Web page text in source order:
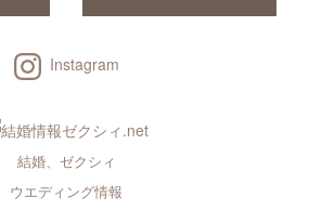
Instagram
結婚、ゼクシィ
ウエディング情報